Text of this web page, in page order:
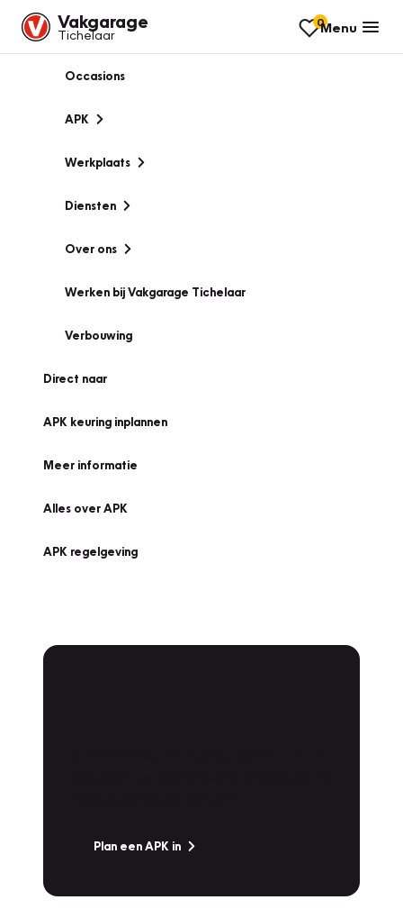
Vakgarage
Tichelaar
0Menu
Occasions
APK
Werkplaats
Diensten
Over ons
Werken bij Vakgarage Tichelaar
Verbouwing
Direct naar
APK keuring inplannen
Meer informatie
Alles over APK
APK regelgeving
Plan een APK in